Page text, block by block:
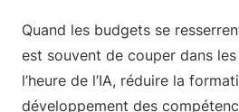
Quand les budgets se
est souvent de couper dans
l’heure de l’IA, réduire la
développement des